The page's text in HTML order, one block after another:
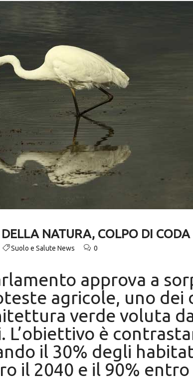
NATURA, COLPO DI CODA
Suolo e Salute News 0
approva a
agricole, uno dei
verde voluta
L’obiettivo è
il 30% degli
il 2040 e il 90% entro